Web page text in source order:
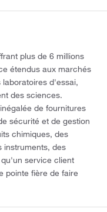
plus de 6 millions
étendus aux marchés
d'essai,
des sciences.
de fournitures
sécurité et de gestion
chimiques, des
instruments, des
service client
pointe fière de faire